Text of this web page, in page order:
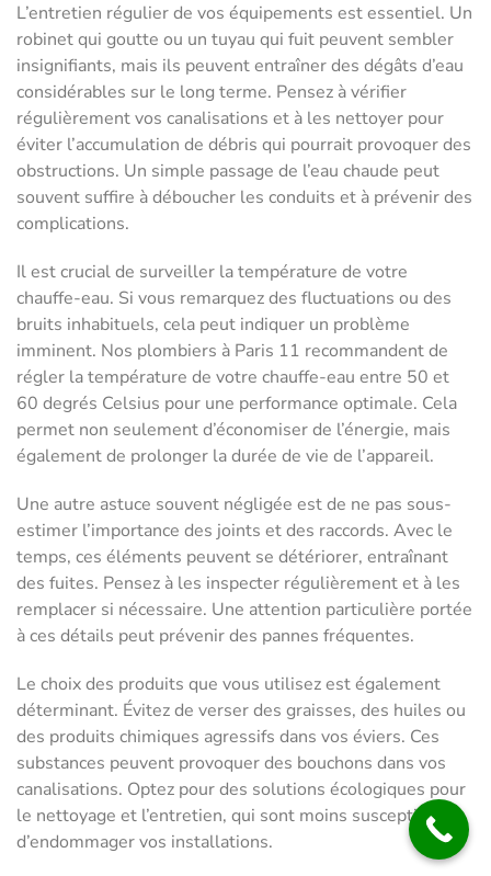
L’entretien régulier de vos équipements est essentiel. Un
robinet qui goutte ou un tuyau qui fuit peuvent sembler
insignifiants, mais ils peuvent entraîner des dégâts d’eau
considérables sur le long terme. Pensez à vérifier
régulièrement vos canalisations et à les nettoyer pour
éviter l’accumulation de débris qui pourrait provoquer des
obstructions. Un simple passage de l’eau chaude peut
souvent suffire à déboucher les conduits et à prévenir des
complications.
Il est crucial de surveiller la température de votre
chauffe-eau. Si vous remarquez des fluctuations ou des
bruits inhabituels, cela peut indiquer un problème
imminent. Nos plombiers à Paris 11 recommandent de
régler la température de votre chauffe-eau entre 50 et
60 degrés Celsius pour une performance optimale. Cela
permet non seulement d’économiser de l’énergie, mais
également de prolonger la durée de vie de l’appareil.
Une autre astuce souvent négligée est de ne pas sous-
estimer l’importance des joints et des raccords. Avec le
temps, ces éléments peuvent se détériorer, entraînant
des fuites. Pensez à les inspecter régulièrement et à les
remplacer si nécessaire. Une attention particulière portée
à ces détails peut prévenir des pannes fréquentes.
Le choix des produits que vous utilisez est également
déterminant. Évitez de verser des graisses, des huiles ou
des produits chimiques agressifs dans vos éviers. Ces
substances peuvent provoquer des bouchons dans vos
canalisations. Optez pour des solutions écologiques pour
le nettoyage et l’entretien, qui sont moins susceptibles
d’endommager vos installations.